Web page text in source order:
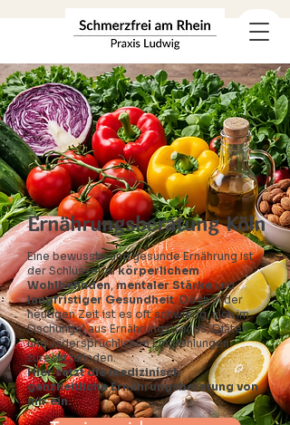
Ernährungsberatung Köln
Eine bewusste und gesunde Ernährung ist
der Schlüssel zukörperlichem
Wohlbefinden,mentaler Stärkeund
langfristiger Gesundheit. Doch in der
heutigen Zeit ist es oft schwierig, sich im
Dschungel aus Ernährungstrends, Diäten
und widersprüchlichen Empfehlungen
zurechtzufinden.
Hier setzt die medizinisch
ganzheitliche Ernährungsberatung von
mir ein.